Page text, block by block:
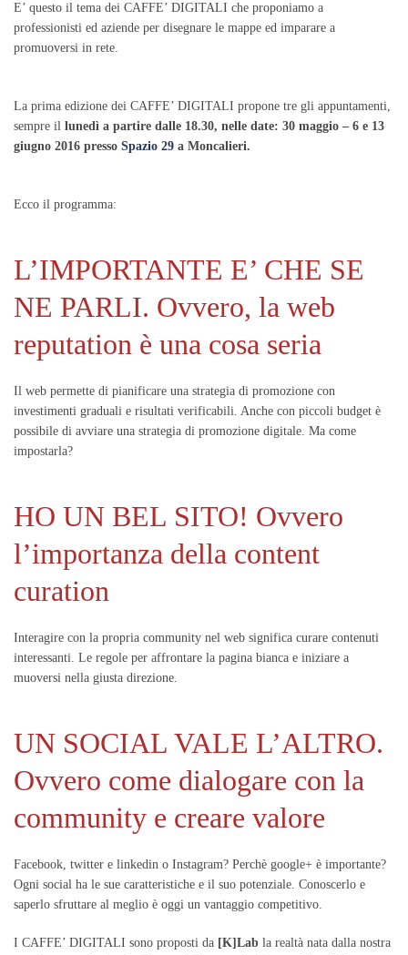
E’ questo il tema dei CAFFE’ DIGITALI che proponiamo a
professionisti ed aziende per disegnare le mappe ed imparare a
promuoversi in rete.
La prima edizione dei CAFFE’ DIGITALI propone tre gli appuntamenti,
sempre il lunedì a partire dalle 18.30, nelle date: 30 maggio – 6 e 13
giugno 2016 presso Spazio 29 a Moncalieri.
Ecco il programma:
L’IMPORTANTE E’ CHE SE
NE PARLI. Ovvero, la web
reputation è una cosa seria
Il web permette di pianificare una strategia di promozione con
investimenti graduali e risultati verificabili. Anche con piccoli budget è
possibile di avviare una strategia di promozione digitale. Ma come
impostarla?
HO UN BEL SITO! Ovvero
l’importanza della content
curation
Interagire con la propria community nel web significa curare contenuti
interessanti. Le regole per affrontare la pagina bianca e iniziare a
muoversi nella giusta direzione.
UN SOCIAL VALE L’ALTRO.
Ovvero come dialogare con la
community e creare valore
Facebook, twitter e linkedin o Instagram? Perchè google+ è importante?
Ogni social ha le sue caratteristiche e il suo potenziale. Conoscerlo e
saperlo sfruttare al meglio è oggi un vantaggio competitivo.
I CAFFE’ DIGITALI sono proposti da [K]Lab la realtà nata dalla nostra